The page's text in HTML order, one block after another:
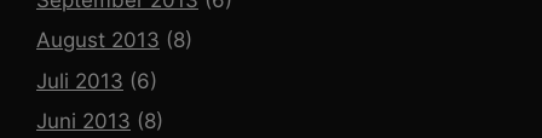
August 2013 (8)
Juli 2013 (6)
Juni 2013 (8)